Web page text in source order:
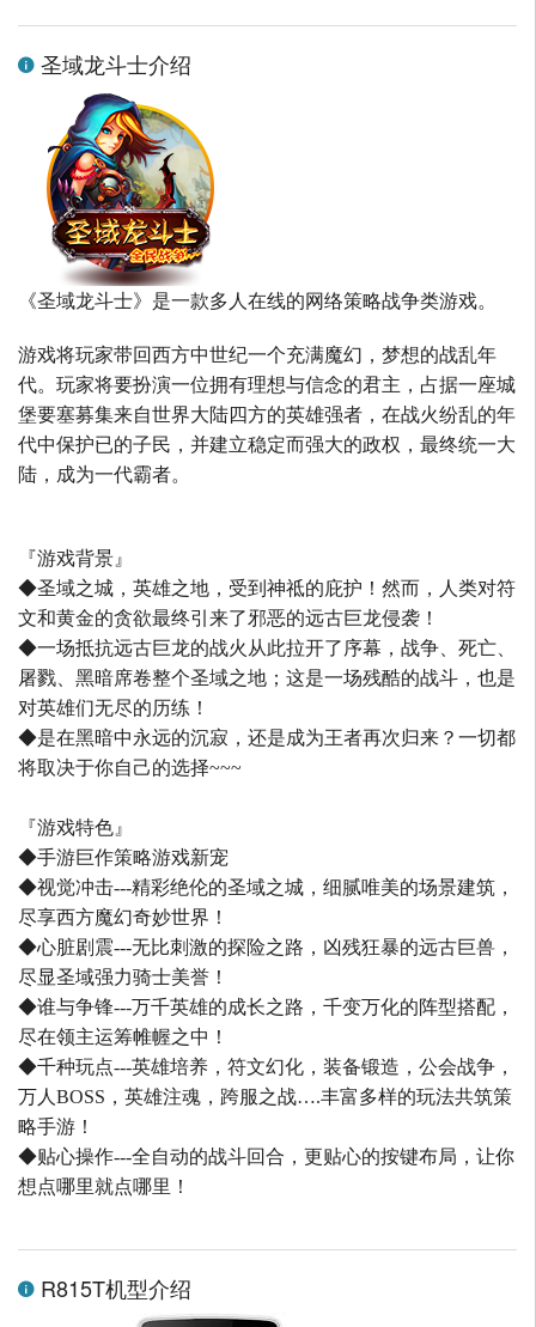
圣域龙斗士介绍
《圣域龙斗士》是一款多人在线的网络策略战争类游戏。
游戏将玩家带回西方中世纪一个充满魔幻，梦想的战乱年
代。玩家将要扮演一位拥有理想与信念的君主，占据一座城
堡要塞募集来自世界大陆四方的英雄强者，在战火纷乱的年
代中保护已的子民，并建立稳定而强大的政权，最终统一大
陆，成为一代霸者。
『游戏背景』
◆圣域之城，英雄之地，受到神祗的庇护！然而，人类对符
文和黄金的贪欲最终引来了邪恶的远古巨龙侵袭！
◆一场抵抗远古巨龙的战火从此拉开了序幕，战争、死亡、
屠戮、黑暗席卷整个圣域之地；这是一场残酷的战斗，也是
对英雄们无尽的历练！
◆是在黑暗中永远的沉寂，还是成为王者再次归来？一切都
将取决于你自己的选择~~~
『游戏特色』
◆手游巨作策略游戏新宠
◆视觉冲击---精彩绝伦的圣域之城，细腻唯美的场景建筑，
尽享西方魔幻奇妙世界！
◆心脏剧震---无比刺激的探险之路，凶残狂暴的远古巨兽，
尽显圣域强力骑士美誉！
◆谁与争锋---万千英雄的成长之路，千变万化的阵型搭配，
尽在领主运筹帷幄之中！
◆千种玩点---英雄培养，符文幻化，装备锻造，公会战争，
万人BOSS，英雄注魂，跨服之战….丰富多样的玩法共筑策
略手游！
◆贴心操作---全自动的战斗回合，更贴心的按键布局，让你
想点哪里就点哪里！
R815T机型介绍